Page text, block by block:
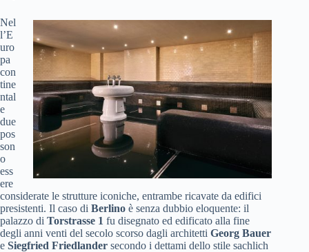
Nel
l’E
uro
pa
con
tine
ntal
e
due
pos
son
o
ess
ere
considerate le strutture iconiche, entrambe ricavate da edifici
presistenti. Il caso di Berlino è senza dubbio eloquente: il
palazzo di Torstrasse 1 fu disegnato ed edificato alla fine
degli anni venti del secolo scorso dagli architetti Georg Bauer
e Siegfried Friedlander secondo i dettami dello stile sachlich